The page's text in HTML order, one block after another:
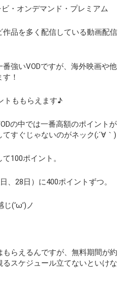
・オンデマンド・プレミアム
品を多く配信している動画配信
強いVODですが、海外映画や他
！
トももらえます♪
の中では一番高額のポイントが
すぐじゃないのがネック(;´∀｀)
100ポイント。
、28日）に400ポイントずつ。
(‘ω’)ノ
もらえるんですが、無料期間が約
るスケジュール立てないといけな